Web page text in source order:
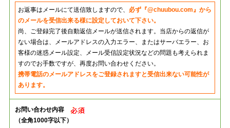
お返事はメールにて送信致しますので、 必ず『@chuubou.com』から
のメールを受信出来る様に設定しておいて下さい。
尚、ご登録完了後自動返信メールが送信されます。当店からの返信が
ない場合は、メールアドレスの入力エラー、またはサーバエラー、お
客様の迷惑メール設定、メール受信設定状況などの問題も考えられま
すのでお手数ですが、再度お問い合わせください。
携帯電話のメールアドレスをご登録されますと受信出来ない可能性が
あります。
お問い合わせ内容
（全角1000字以下）